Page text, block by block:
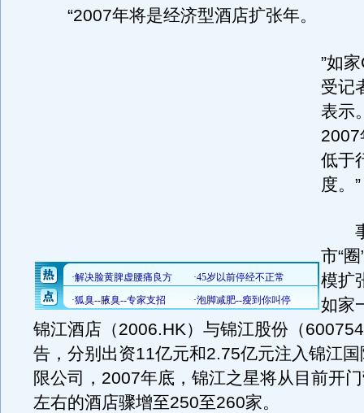
“2007年将是经济型酒店扩张年。
”如
受记
表示
2007
低于
度。”
事
市“
模扩
如家
锦江酒店（2006.HK）与锦江股份（
告，分别出资11亿元和2.75亿元注入锦江
限公司，2007年底，锦江之星将从目前开
左右的酒店骤增至250至260家。